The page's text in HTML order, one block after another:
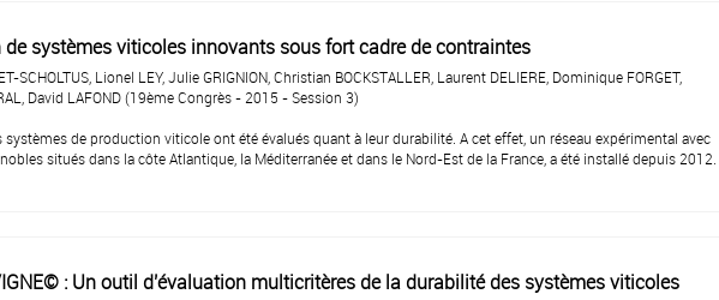
de systèmes viticoles innovants sous fort cadre de contraintes
SCHOLTUS, Lionel LEY, Julie GRIGNION, Christian BOCKSTALLER, Laurent DELIERE, Dominique FORGET,
David LAFOND (19ème Congrès - 2015 - Session 3)
systèmes de production viticole ont été évalués quant à leur durabilité. A cet effet, un réseau expérimental avec
situés dans la côte Atlantique, la Méditerranée et dans le Nord-Est de la France, a été installé depuis 2012.
: Un outil d'évaluation multicritères de la durabilité des systèmes viticoles